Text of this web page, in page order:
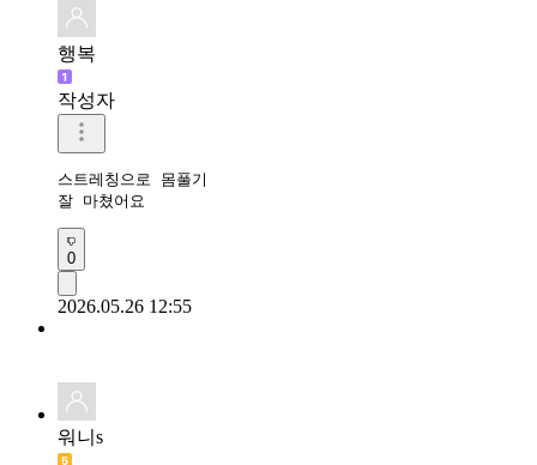
행복
작성자
스트레칭으로 몸풀기
잘 마쳤어요
0
2026.05.26 12:55
워니s